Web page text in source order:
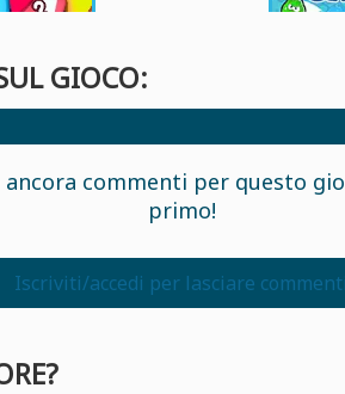
GIOCO:
ancora commenti per questo
primo!
Iscriviti/accedi per lasciare